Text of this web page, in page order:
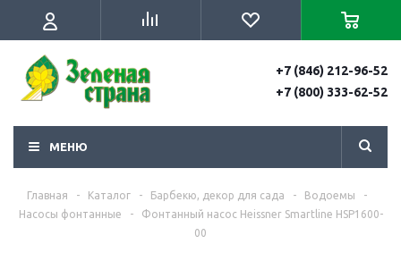
+7 (846) 212-96-52
+7 (800) 333-62-52
МЕНЮ
Главная - Каталог - Барбекю, декор для сада - Водоемы
-
Насосы фонтанные
-
Фонтанный насос Heissner Smartline HSP1600-
00